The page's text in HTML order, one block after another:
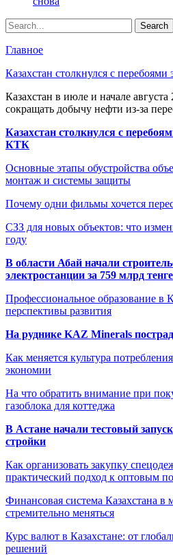
Главное
Казахстан столкнулся с
Казахстан в июле и начале
сокращать добычу нефти из-за
Казахстан столкнулся с
КТК
Основные этапы обустройства
монтаж и системы защиты
Почему одни фильмы хочется
СЗЗ для новых объектов: что
году
В области Абай начали
электростанции за 759 млрд тенге
Профессиональное образование в
перспективы развития
На руднике KAZ Minerals
Как меняется культура
экономии
На что обратить внимание при
газоблока для коттеджа
В Астане начали тестовый
стройки
Как организовать закупку
практический подход к оптовым
Финансовая система Казахстана в
стремительно меняться
Курс валют в Казахстане: от
решений